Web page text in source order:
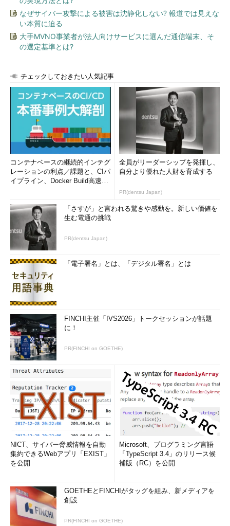
なぜサイバー攻撃による被害は沈静化しない? 報道では見えな
い本質に迫る
大手MVNO事業者が法人向けサービスに選んだ通信端末、そ
の選定基準とは?
チェックしておきたい人気記事
コンテナベースの継続的インテグ
レーションの利点／課題と、CIパ
イプライン、Docker Build高速化
全員がリーダーシップを発揮し、
自分より優れた人財を育成する
PR(dentsu Japan)
「さすが」と言われる驚きや感動を。新しい価値を
生む電通の挑戦
PR(dentsu Japan)
「電子署名」とは、「デジタル署名」とは
FINCHI主催「IVS2026」トークセッションが話題
に！
PR(FINCHI on GOETHE)
NICT、サイバー脅威情報を自動
集約できるWebアプリ「EXIST」
を公開
Microsoft、プログラミング言語
「TypeScript 3.4」のリリース候
補版（RC）を公開
GOETHEとFINCHIがタッグを組み、新メディアを
創設
PR(FINCHI on GOETHE)